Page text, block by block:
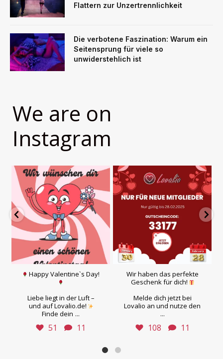
Flattern zur Unzertrennlichkeit
Die verbotene Faszination: Warum ein
Seitensprung für viele so
unwiderstehlich ist
We are on
Instagram
Happy Valentine`s Day!
Liebe liegt in der Luft –
und auf Lovalio.de!
Finde dein ...
51 11
Wir haben das perfekte
Geschenk für dich!
Melde dich jetzt bei
Lovalio an und nutze den
...
108 11